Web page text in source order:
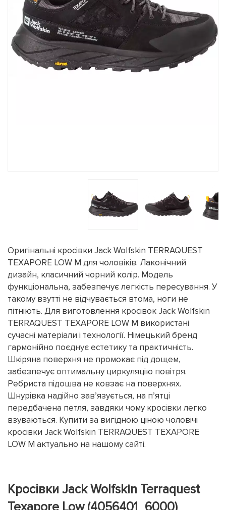
Оригінальні кросівки Jack Wolfskin TERRAQUEST
TEXAPORE LOW M для чоловіків. Лаконічний
дизайн, класичний чорний колір. Модель
функціональна, забезпечує легкість пересування. У
такому взутті не відчувається втома, ноги не
пітніють. Для виготовлення кросівок Jack Wolfskin
TERRAQUEST TEXAPORE LOW M використані
сучасні матеріали і технології. Німецький бренд
гармонійно поєднує естетику та практичність.
Шкіряна поверхня не промокає під дощем,
забезпечує оптимальну циркуляцію повітря.
Ребриста підошва не ковзає на поверхнях.
Шнурівка надійно зав’язується, на п’ятці
передбачена петля, завдяки чому кросівки легко
взуваються. Купити за вигідною ціною чоловічі
кросівки Jack Wolfskin TERRAQUEST TEXAPORE
LOW M актуально на нашому сайті.
Кросівки Jack Wolfskin Terraquest
Texapore Low (4056401_6000)